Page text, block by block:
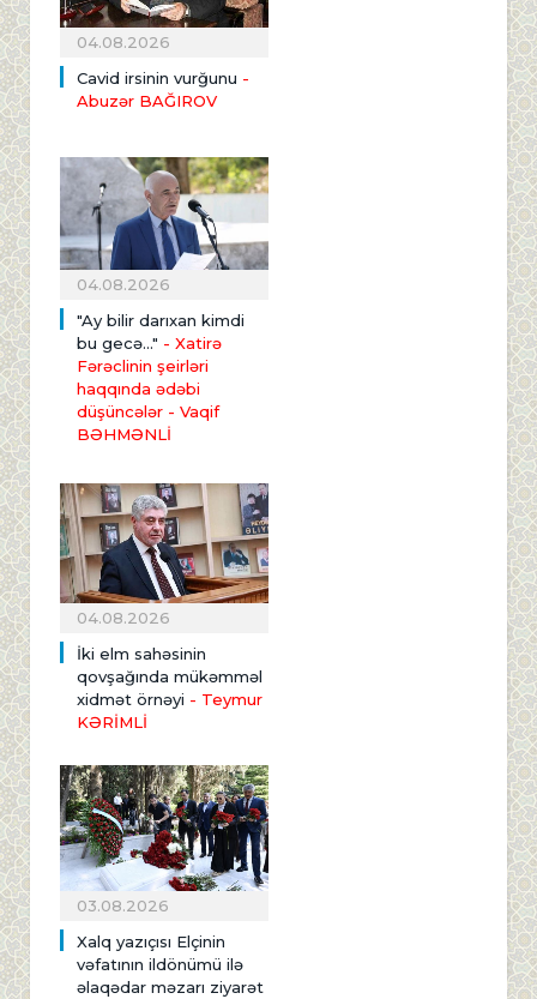
04.08.2026
Cavid irsinin vurğunu -
Abuzər BAĞIROV
04.08.2026
"Ay bilir darıxan kimdi
bu gecə..." - Xatirə
Fərəclinin şeirləri
haqqında ədəbi
düşüncələr - Vaqif
BƏHMƏNLİ
04.08.2026
İki elm sahəsinin
qovşağında mükəmməl
xidmət örnəyi - Teymur
KƏRİMLİ
03.08.2026
Xalq yazıçısı Elçinin
vəfatının ildönümü ilə
əlaqədar məzarı ziyarət